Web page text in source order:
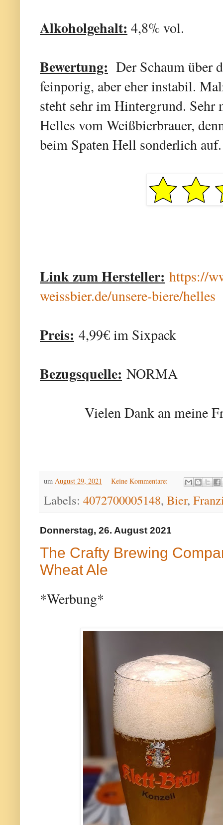
Alkoholgehalt: 4,8% vol.
Bewertung: Der Schaum über
feinporig, aber eher instabil.
steht sehr im Hintergrund.
Helles vom Weißbierbrauer,
beim Spaten Hell sonderlich
Link zum Hersteller: https://
weissbier.de/unsere-biere/helles
Preis: 4,99€ im Sixpack
Bezugsquelle: NORMA
Vielen Dank an meine
um August 29, 2021 Keine Kommentare:
Labels: 4072700005148, Bier,
Donnerstag, 26. August 2021
The Crafty Brewing
Wheat Ale
*Werbung*